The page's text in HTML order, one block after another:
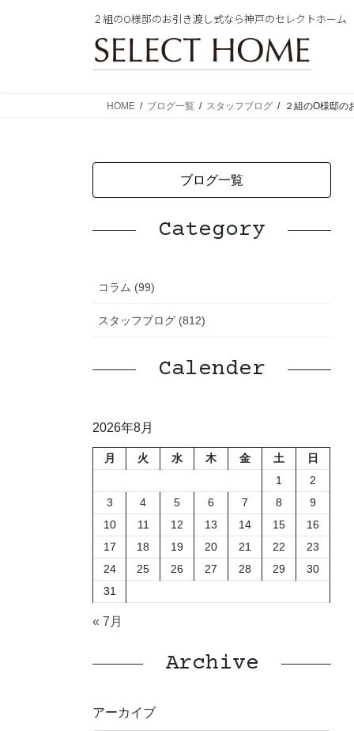
２組のO様邸のお引き渡し式なら神戸のセレクトホーム
HOME ブログ一覧 スタッフブログ ２組のO様邸の
ブログ一覧
Category
コラム (99)
スタッフブログ (812)
Calender
2026年8月
月 火 水 木 金 土
日
1
2
3
4 5 6 7 8
9
10
11 12 13 14 15
16
17
18 19 20 21 22
23
24
25 26 27 28 29
30
31
« 7月
Archive
アーカイブ